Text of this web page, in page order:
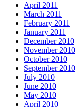
April 2011
March 2011
February 2011
January 2011
December 2010
November 2010
October 2010
September 2010
July 2010
June 2010
May 2010
April 2010